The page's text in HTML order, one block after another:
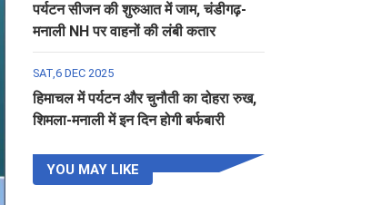
पर्यटन सीजन की शुरुआत में जाम, चंडीगढ़-
मनाली NH पर वाहनों की लंबी कतार
SAT,6 DEC 2025
हिमाचल में पर्यटन और चुनौती का दोहरा रुख,
शिमला-मनाली में इन दिन होगी बर्फबारी
YOU MAY LIKE